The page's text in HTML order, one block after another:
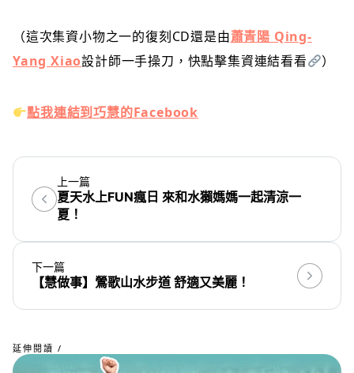
（這次集資小物之一的復刻CD還是由蕭青陽 Qing-
Yang Xiao設計師一手操刀，快點擊集資連結看看 ）
點我連結到巧慧的Facebook
上一篇
夏天水上FUN瘋日 來和水獺媽媽一起清涼一
夏！
下一篇
【慧做事】鶯歌山水步道 舒適又美麗！
延伸閱讀 /